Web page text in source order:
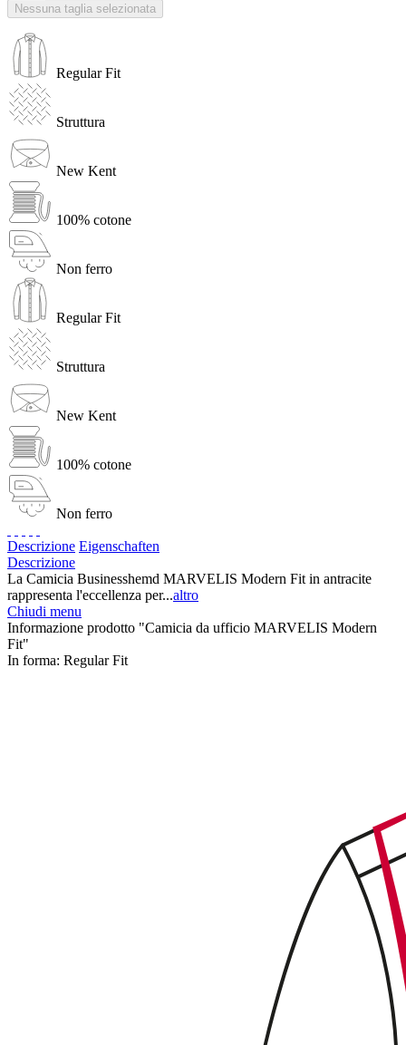
Nessuna taglia selezionata
Regular Fit
Struttura
New Kent
100% cotone
Non ferro
Regular Fit
Struttura
New Kent
100% cotone
Non ferro
Descrizione Eigenschaften
Descrizione
La Camicia Businesshemd MARVELIS Modern Fit in antracite
rappresenta l'eccellenza per...altro
Chiudi menu
Informazione prodotto "Camicia da ufficio MARVELIS Modern
Fit"
In forma: Regular Fit